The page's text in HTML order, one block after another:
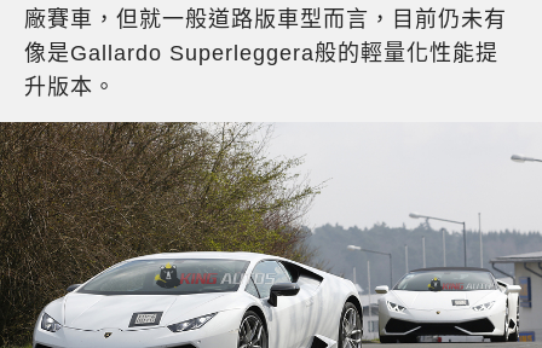
廠賽車，但就一般道路版車型而言，目前仍未有
像是Gallardo Superleggera般的輕量化性能提
升版本。